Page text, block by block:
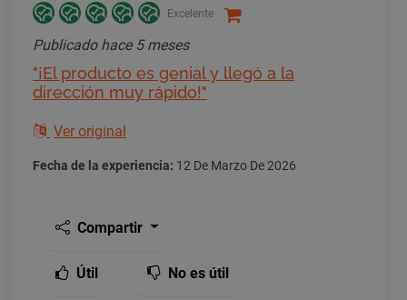
Excelente
Publicado hace 5 meses
"¡El producto es genial y llegó a la
dirección muy rápido!"
Ver original
Fecha de la experiencia: 12 De Marzo De 2026
Compartir
Útil No es útil